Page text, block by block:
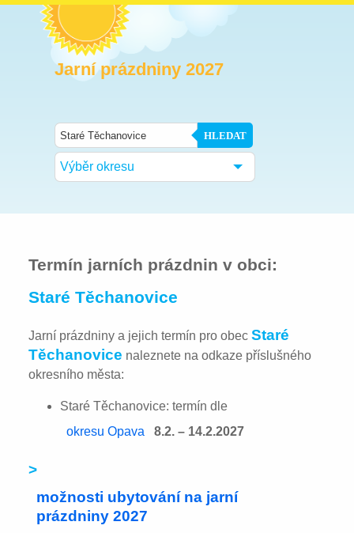
Jarní prázdniny 2027
HLEDAT
Výběr okresu
Termín jarních prázdnin v obci:
Staré Těchanovice
Jarní prázdniny a jejich termín pro obecStaré
Těchanovice naleznete na odkaze příslušného
okresního města:
Staré Těchanovice: termín dle
okresu Opava
8.2. – 14.2.2027
>
možnosti ubytování na jarní
prázdniny 2027